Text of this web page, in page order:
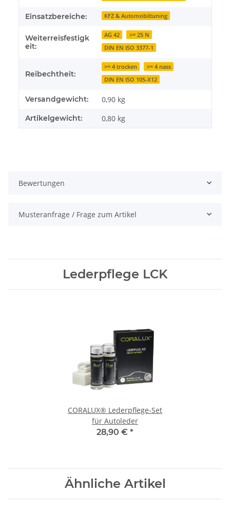
Einsatzbereiche: KFZ & Automobiltuning
Weiterreisfestigk
eit:
AG 42
>= 25 N
DIN EN ISO 3377-1
Reibechtheit:
>= 4 trocken
>= 4 nass
DIN EN ISO 105-X12
Versandgewicht: 0,90 kg
Artikelgewicht: 0,80 kg
Bewertungen
Musteranfrage / Frage zum Artikel
Lederpflege LCK
CORALUX® Lederpflege-Set
für Autoleder
28,90 € *
Ähnliche Artikel